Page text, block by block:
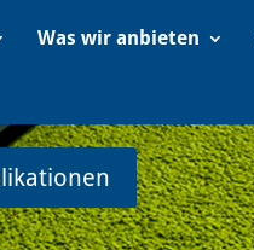
Was wir anbieten